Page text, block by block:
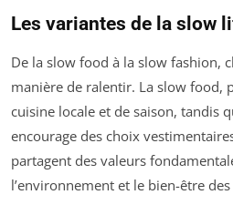
Les variantes de la slow
De la slow food à la slow fashion,
manière de ralentir. La slow food,
cuisine locale et de saison, tandis
encourage des choix
partagent des valeurs
l’environnement et le bien-être